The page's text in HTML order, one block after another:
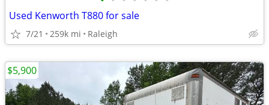
Used Kenworth T880 for sale
7/21 259k mi Raleigh
$5,900